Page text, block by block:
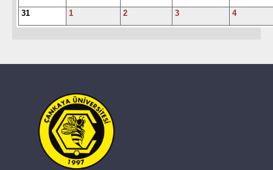
31
1 2 3 4